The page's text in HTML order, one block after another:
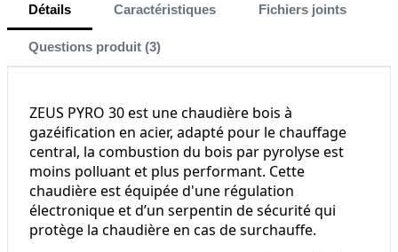
Détails Caractéristiques Fichiers joints
Questions produit (3)
ZEUS PYRO 30 est une chaudière bois à
gazéification en acier, adapté pour le chauffage
central, la combustion du bois par pyrolyse est
moins polluant et plus performant. Cette
chaudière est équipée d'une régulation
électronique et d’un serpentin de sécurité qui
protège la chaudière en cas de surchauffe.